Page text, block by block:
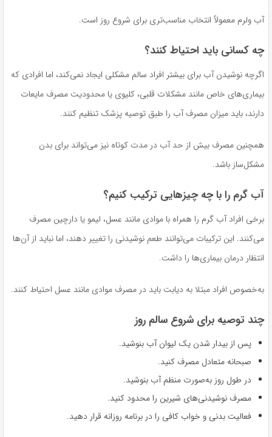
آب ولرم معمولاً انتخاب مناسب‌تری برای شروع روز است.
چه کسانی باید احتیاط کنند؟
اگرچه نوشیدن آب برای بیشتر افراد سالم مشکلی ایجاد نمی‌کند، اما افرادی که
بیماری‌های خاص مانند مشکلات قلبی، کلیوی یا محدودیت مصرف مایعات
دارند، باید میزان مصرف آب را طبق توصیه پزشک تنظیم کنند.
همچنین مصرف بیش از حد آب در مدت کوتاه نیز می‌تواند برای بدن
مشکل‌ساز باشد.
آب گرم را با چه چیزهایی ترکیب کنیم؟
برخی افراد آب گرم را همراه با موادی مانند عسل، لیمو یا دارچین مصرف
می‌کنند. این ترکیبات می‌توانند طعم نوشیدنی را تغییر دهند، اما نباید از آن‌ها
انتظار درمان بیماری‌ها را داشت.
به‌خصوص افراد مبتلا به دیابت باید در مصرف موادی مانند عسل احتیاط کنند.
چند توصیه برای شروع سالم روز
پس از بیدار شدن یک لیوان آب بنوشید.
صبحانه متعادل مصرف کنید.
در طول روز به‌صورت منظم آب بنوشید.
مصرف نوشیدنی‌های شیرین را محدود کنید.
فعالیت بدنی و خواب کافی را در برنامه روزانه قرار دهید.